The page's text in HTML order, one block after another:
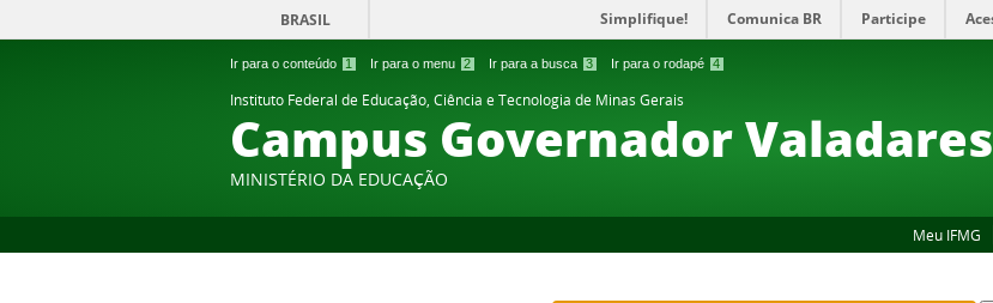
Ir para o conteúdo 1 Ir para o menu 2 Ir para a busca 3 Ir para o rodapé 4
BRASIL Simplifique! Comunica BR Participe
Instituto Federal de Educação, Ciência e Tecnologia de Minas Gerais
Campus Governador Valadares
MINISTÉRIO DA EDUCAÇÃO
Meu IFMG